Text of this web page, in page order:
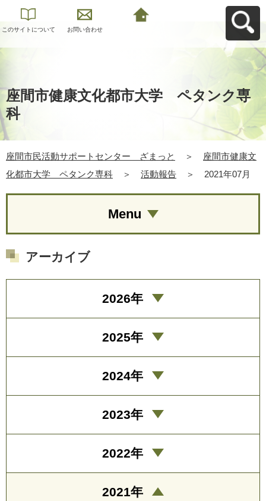
このサイトについて お問い合わせ
座間市健康文化都市大学 ペタンク専
科
座間市民活動サポートセンター ざまっと ＞
座間市健康文
化都市大学 ペタンク専科
＞ 活動報告 ＞ 2021年07月
Menu
アーカイブ
2026年
2025年
2024年
2023年
2022年
2021年